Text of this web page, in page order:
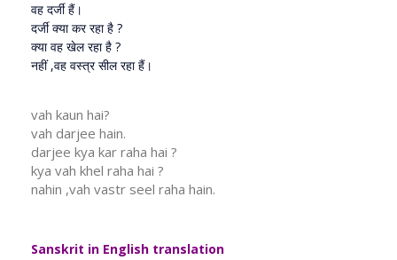
वह दर्जी हैं।
दर्जी क्या कर रहा है ?
क्या वह खेल रहा है ?
नहीं ,वह वस्त्र सील रहा हैं।
vah kaun hai?
vah darjee hain.
darjee kya kar raha hai ?
kya vah khel raha hai ?
nahin ,vah vastr seel raha hain.
Sanskrit in English translation